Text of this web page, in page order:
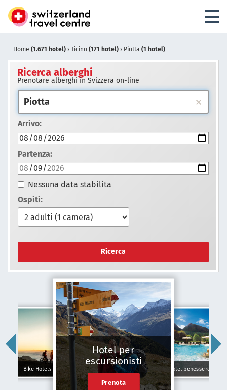
Home (1.671 hotel) › Ticino (171 hotel) › Piotta (1 hotel)
Ricerca alberghi
Prenotare alberghi in Svizzera on-line
Arrivo:
Partenza:
Nessuna data stabilita
Ospiti:
Ricerca
Bike Hotels
Hotel per
escursionisti
Prenota
Hotel benessere